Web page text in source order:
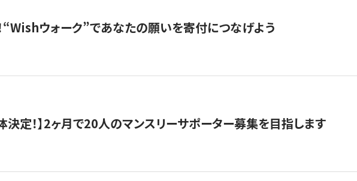
“Wishウォーク”であなたの願いを寄付につなげよう
決定！】2ヶ月で20人のマンスリーサポーター募集を目指します